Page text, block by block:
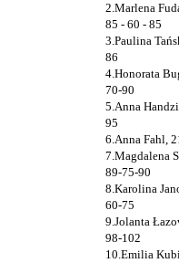
2.Marlena
85 - 60 - 85
3.Paulina
86
4.Honorata
70-90
5.Anna
95
6.Anna Fahl,
7.Magdalena
89-75-90
8.Karolina
60-75
9.Jolanta
98-102
10.Emilia